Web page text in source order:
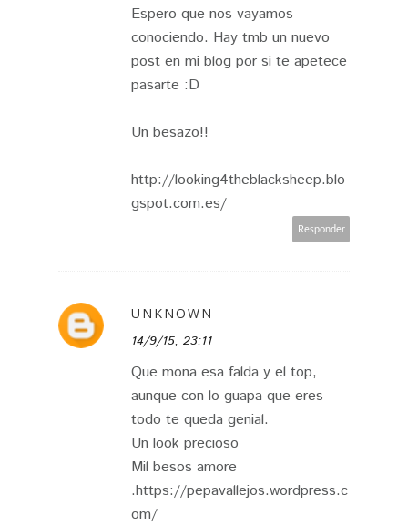
Espero que nos vayamos
conociendo. Hay tmb un nuevo
post en mi blog por si te apetece
pasarte :D
Un besazo!!
http://looking4theblacksheep.blo
gspot.com.es/
Responder
UNKNOWN
14/9/15, 23:11
Que mona esa falda y el top,
aunque con lo guapa que eres
todo te queda genial.
Un look precioso
Mil besos amore
.https://pepavallejos.wordpress.c
om/